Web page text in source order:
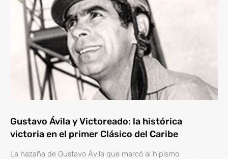
Gustavo Ávila y Victoreado: la histórica
victoria en el primer Clásico del Caribe
La hazaña de Gustavo Ávila que marcó al hipismo